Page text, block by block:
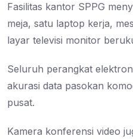
Fasilitas kantor SPPG
meja, satu laptop kerja,
layar televisi monitor
Seluruh perangkat
akurasi data pasokan
pusat.
Kamera konferensi video